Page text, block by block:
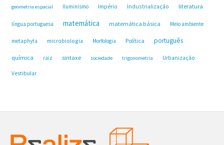
geometria espacial Iluminismo Império Industrialização literatura
língua portuguesa matemática matemática básica Meio ambiente
metaphyta microbiologia Morfologia Política português
química raiz sintaxe sociedade trigonometria Urbanização
Vestibular